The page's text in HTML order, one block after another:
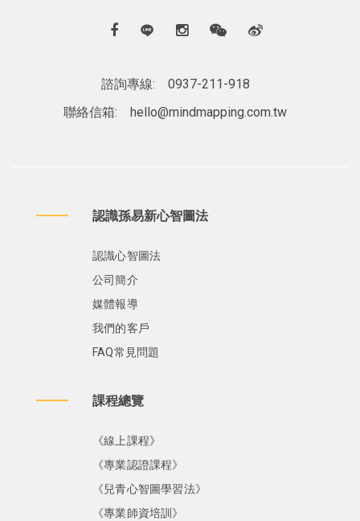
諮詢專線:
0937-211-918
聯絡信箱:
hello@mindmapping.com.tw
認識孫易新心智圖法
認識心智圖法
公司簡介
媒體報導
我們的客戶
FAQ常見問題
課程總覽
《線上課程》
《專業認證課程》
《兒青心智圖學習法》
《專業師資培訓》